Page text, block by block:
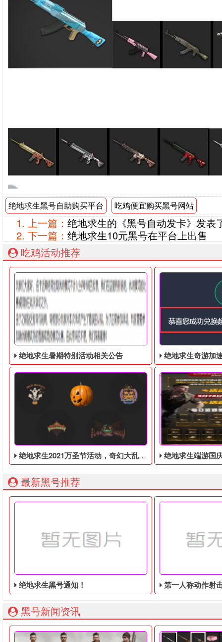
绝地求生黑号自助购买平台 吃鸡便宜购买黑号网站
上一篇： 绝地求生的《黑号自动发卡》发表
下一篇： 绝地求生10元黑号在平台上出售
吃鸡活动推荐
绝地求生暑期特别活动相关公告 绝地求生奇游加速器免
绝地求生2021万圣节活动，奇幻大乱斗回归，还有新皮肤和新地图 绝地求生端游国庆节的终极白嫖活
最新黑号推荐
绝地求生黑号通知！ 第一人称动作射击游戏《绝地
黑号新闻资讯